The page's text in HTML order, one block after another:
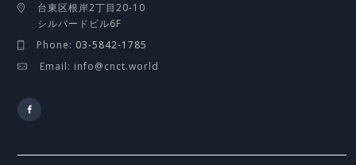
台東区根岸2丁目20-10
シルバードビル6F
Phone: 03-5842-1785
Email: info@cnct.world